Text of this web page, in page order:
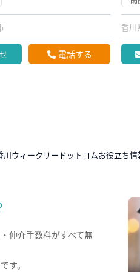
電話する
香川
川ウィークリードットコムお役立ち情
仲介手数料がすべて無
す。